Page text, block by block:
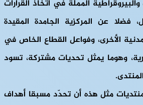
المملّة في اتخاذ القرارات
فضلا عن المركزية الجامدة المقيدة
الأخرى، وفواعل القطاع الخاص في
وهوما يمثل تحديات مشتركة، تسود
مثل هذه أن تحدّد مسبقا أهداف